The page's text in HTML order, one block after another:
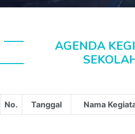
AGENDA
No. Tanggal Nama